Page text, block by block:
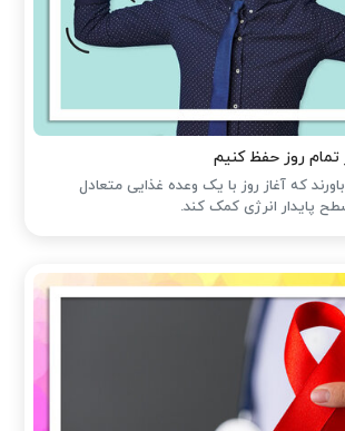
تمام روز حفظ کنیم
که آغاز روز با یک وعده غذایی متعادل
پایدار انرژی کمک کند.